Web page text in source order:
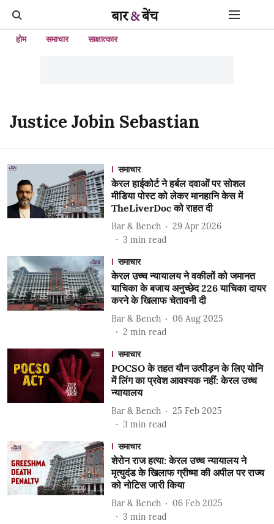
होम समाचार साक्षात्कार
Justice Jobin Sebastian
समाचार
केरल हाईकोर्ट ने हर्बल दवाओं पर सोशल
मीडिया पोस्ट को लेकर मानहानि केस में
TheLiverDoc को राहत दी
Bar & Bench
29 Apr 2026
3 min read
समाचार
केरल उच्च न्यायालय ने वकीलों को जमानत
याचिका के बजाय अनुच्छेद 226 याचिका दायर
करने के खिलाफ चेतावनी दी
Bar & Bench
06 Aug 2025
2 min read
समाचार
POCSO के तहत यौन उत्पीड़न के लिए योनि
में लिंग का प्रवेश आवश्यक नहीं: केरल उच्च
न्यायालय
Bar & Bench
25 Feb 2025
3 min read
समाचार
शेरोन राज हत्या: केरल उच्च न्यायालय ने
मृत्युदंड के खिलाफ ग्रीष्मा की अपील पर राज्य
को नोटिस जारी किया
Bar & Bench
06 Feb 2025
3 min read